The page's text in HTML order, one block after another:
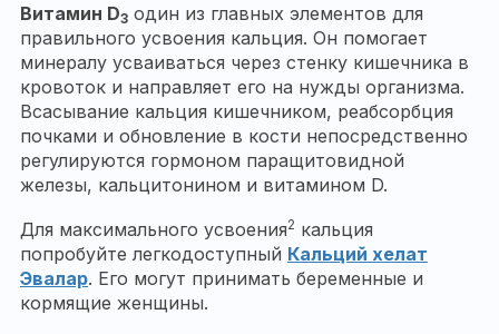
Витамин D3 один из главных элементов для
правильного усвоения кальция. Он помогает
минералу усваиваться через стенку кишечника в
кровоток и направляет его на нужды организма.
Всасывание кальция кишечником, реабсорбция
почками и обновление в кости непосредственно
регулируются гормоном паращитовидной
железы, кальцитонином и витамином D.
Для максимального усвоения2 кальция
попробуйте легкодоступный Кальций хелат
Эвалар. Его могут принимать беременные и
кормящие женщины.